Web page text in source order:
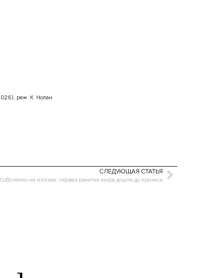
реж. К. Нолан
СЛЕДУЮЩАЯ СТАТЬЯ
на изломе: первая ракетка мира дошла до кризиса